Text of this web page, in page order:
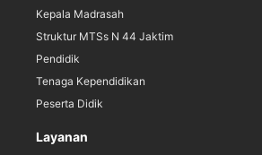
Kepala Madrasah
Struktur MTSs N 44 Jaktim
Pendidik
Tenaga Kependidikan
Peserta Didik
Layanan